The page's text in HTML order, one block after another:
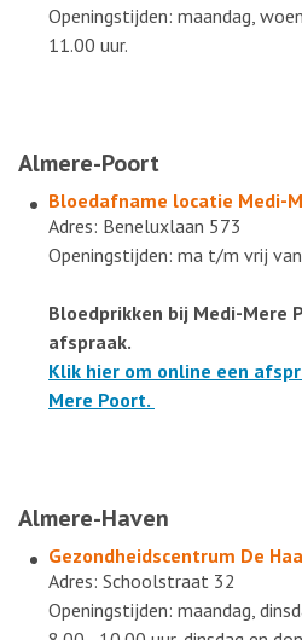
Openingstijden: maandag,
11.00 uur.
Almere-Poort
Bloedafname locatie Medi-
Adres: Beneluxlaan 573
Openingstijden: ma t/m vrij
Bloedprikken bij Medi-Mere
afspraak.
Klik hier om online een
Mere Poort.
Almere-Haven
Gezondheidscentrum De
Adres: Schoolstraat 32
Openingstijden: maandag,